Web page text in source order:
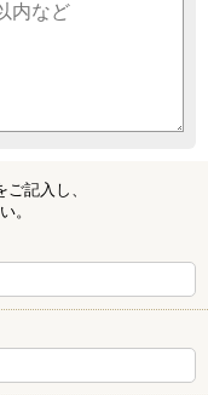
記入し、
。